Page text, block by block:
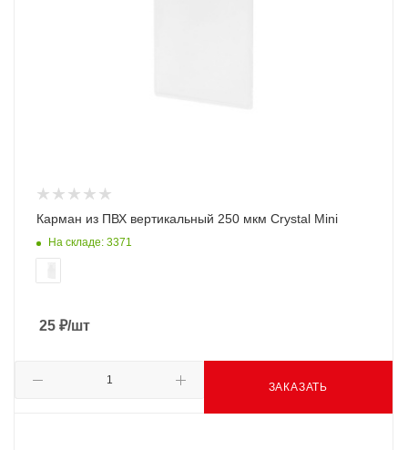
Карман из ПВХ вертикальный 250 мкм Crystal Mini
На складе: 3371
25 ₽/шт
ЗАКАЗАТЬ